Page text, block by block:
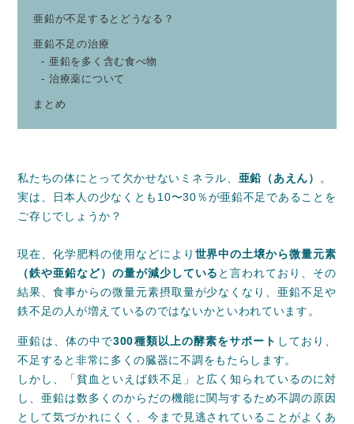
亜鉛が不足するとどうなる？
亜鉛不足の治療
亜鉛を多く含む食べ物
治療薬について
まとめ
私たちの体にとって欠かせないミネラル、 亜鉛（あえん）
。
実は、日本人の少なくとも10〜30％が亜鉛不足であることを
ご存じでしょうか？
現在、化学肥料の使用などにより 世界中の土壌から微量元素
（鉄や亜鉛など）の量が減少している と言われており、その
結果、食事からの微量元素摂取量が少なくなり、亜鉛不足や
鉄不足の人が増えているのではないかといわれています。
亜鉛は、体の中で300種類以上の酵素をサポート しており、
不足すると非常に多くの臓器に不調をもたらします。
しかし、「貧血といえば鉄不足」と広く知られているのに対
し、亜鉛は数多くのからだの機能に関与するため不調の原因
として気づかれにくく、今まで見逃されていることがよくあ